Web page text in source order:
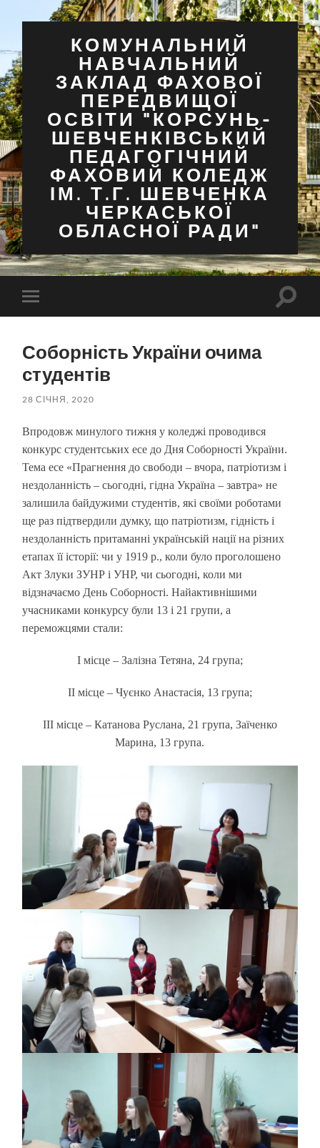
КОМУНАЛЬНИЙ
НАВЧАЛЬНИЙ
ЗАКЛАД ФАХОВОЇ
ПЕРЕДВИЩОЇ
ОСВІТИ "КОРСУНЬ-
ШЕВЧЕНКІВСЬКИЙ
ПЕДАГОГІЧНИЙ
ФАХОВИЙ КОЛЕДЖ
ІМ. Т.Г. ШЕВЧЕНКА
ЧЕРКАСЬКОЇ
ОБЛАСНОЇ РАДИ"
Перемкнути
мобільне
Соборність України очима
студентів
28 СІЧНЯ, 2020
Впродовж минулого тижня у коледжі проводився
конкурс студентських есе до Дня Соборності України.
Тема есе «Прагнення до свободи – вчора, патріотизм і
нездоланність – сьогодні, гідна Україна – завтра» не
залишила байдужими студентів, які своїми роботами
ще раз підтвердили думку, що патріотизм, гідність і
нездоланність притаманні українській нації на різних
етапах її історії: чи у 1919 р., коли було проголошено
Акт Злуки ЗУНР і УНР, чи сьогодні, коли ми
відзначаємо День Соборності. Найактивнішими
учасниками конкурсу були 13 і 21 групи, а
переможцями стали:
І місце – Залізна Тетяна, 24 група;
ІІ місце – Чуєнко Анастасія, 13 група;
ІІІ місце – Катанова Руслана, 21 група, Заїченко
Марина, 13 група.